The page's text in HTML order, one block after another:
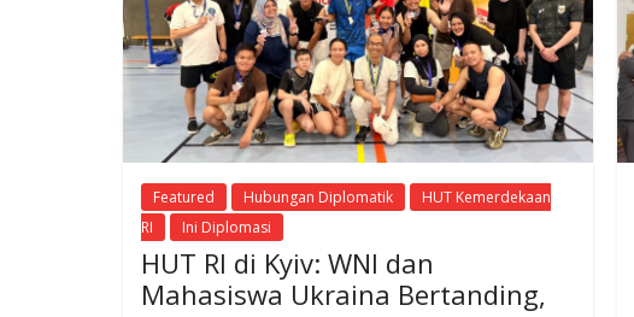
Featured Hubungan Diplomatik
HUT Kemerdekaan
RI
Ini Diplomasi
HUT RI di Kyiv: WNI dan
Mahasiswa Ukraina Bertanding,